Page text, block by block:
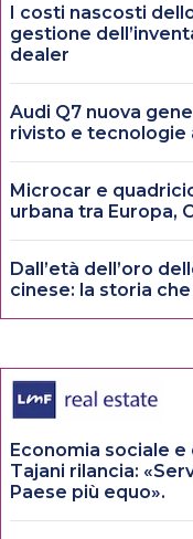
I costi nascosti
gestione
dealer
Audi Q7 nuova
rivisto e tecnologie
Microcar e
urbana tra Europa,
Dall’età dell’oro
cinese: la storia
Economia sociale
Tajani rilancia:
Paese più equo».